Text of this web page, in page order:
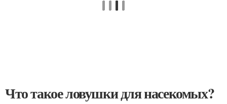
Что такое ловушки для насекомых?